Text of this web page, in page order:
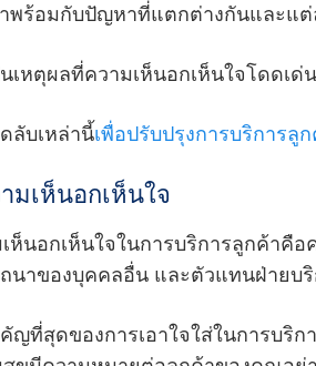
พร้อมกับปัญหาที่แตกต่างกันและแ
เหตุผลที่ความเห็นอกเห็นใจโดดเด่
ลับเหล่านี้เพื่อปรับปรุงการบริการลู
มเห็นอกเห็นใจ
ห็นอกเห็นใจในการบริการลูกค้าคื
นาของบุคคลอื่น และตัวแทนฝ่ายบ
ญที่สุดของการเอาใจใส่ในการบริก